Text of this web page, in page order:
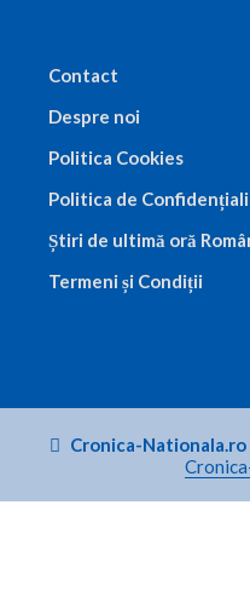
Contact
Despre noi
Politica Cookies
Politica de
Știri de ultimă oră
Termeni și Condiții
Cronica-Nationala.ro